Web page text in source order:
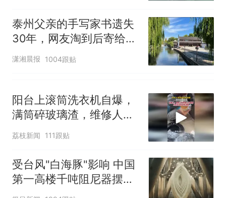
泰州父亲的手写家书遗失
30年，网友淘到后寄给女
儿：花鸟市场搬了，但爱
潇湘晨报 1004跟贴
阳台上滚筒洗衣机自爆，
满筒碎玻璃渣，维修人员
称是人为原因，从未见过
荔枝新闻 111跟贴
受台风"白海豚"影响 中国
第一高楼千吨阻尼器摆动
明显